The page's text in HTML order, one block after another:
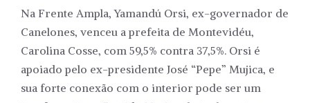
Na Frente Ampla, Yamandú Orsi, ex-governador de
Canelones, venceu a prefeita de Montevidéu,
Carolina Cosse, com 59,5% contra 37,5%. Orsi é
apoiado pelo ex-presidente José “Pepe” Mujica, e
sua forte conexão com o interior pode ser um